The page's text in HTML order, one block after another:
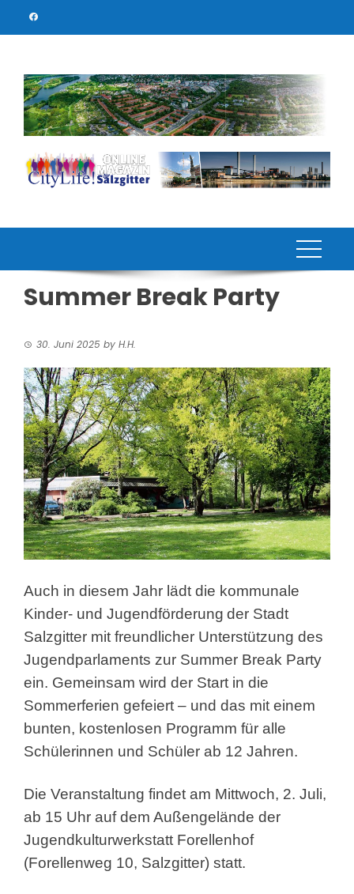
Summer Break Party
30. Juni 2025 by H.H.
Auch in diesem Jahr lädt die kommunale
Kinder- und Jugendförderung der Stadt
Salzgitter mit freundlicher Unterstützung des
Jugendparlaments zur Summer Break Party
ein. Gemeinsam wird der Start in die
Sommerferien gefeiert – und das mit einem
bunten, kostenlosen Programm für alle
Schülerinnen und Schüler ab 12 Jahren.
Die Veranstaltung findet am Mittwoch, 2. Juli,
ab 15 Uhr auf dem Außengelände der
Jugendkulturwerkstatt Forellenhof
(Forellenweg 10, Salzgitter) statt.